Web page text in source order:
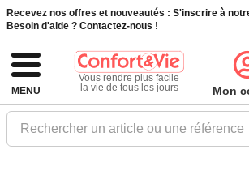
Recevez nos offres et nouveautés : S'inscrire à
Besoin d'aide ? Contactez-nous !
MENU
Vous rendre plus facile
la vie de tous les jours
Rechercher un article ou une référence
Mon